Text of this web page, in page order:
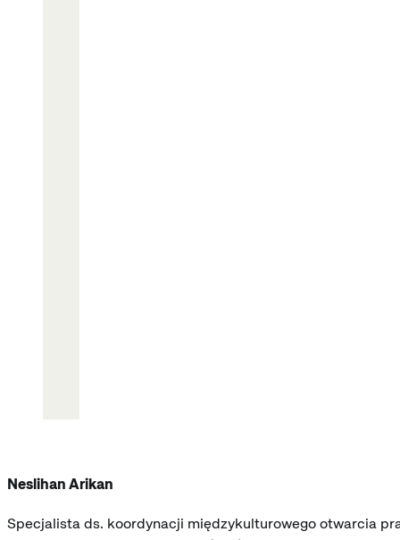
Neslihan Arikan
Specjalista ds. koordynacji międzykulturowego otwarcia